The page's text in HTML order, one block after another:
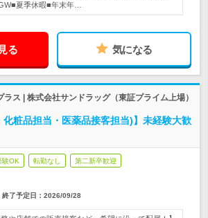
夏季休暇■年末年…
る 気になる
ス | 株式会社サンドラッグ（東証プライム上場）
化粧品担当・医薬品接客担当)】未経験大歓
験OK 転勤なし 第二新卒歓迎
終了予定日： 2026/09/28